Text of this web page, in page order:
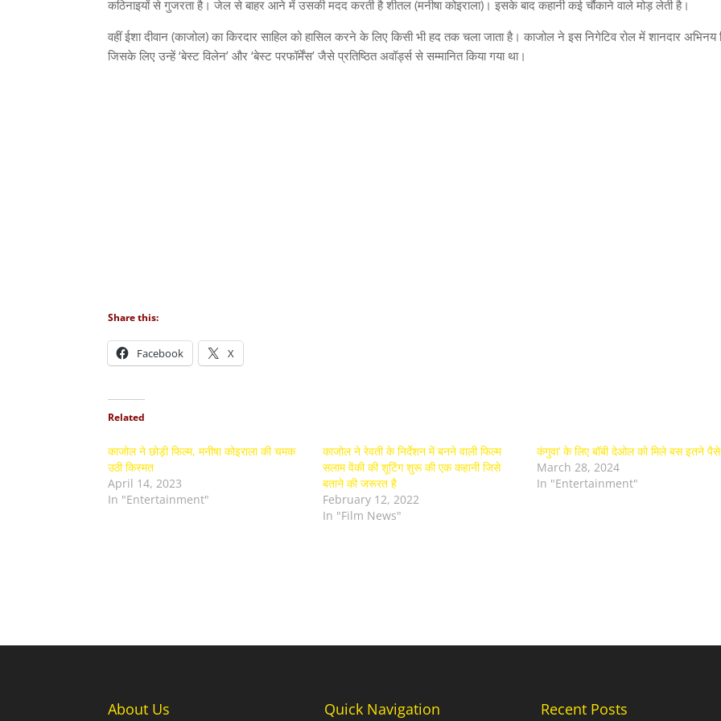
कठिनाइयों से गुजरता है। जेल से बाहर आने में उसकी मदद करती है शीतल (मनीषा कोइराला) । इसके बाद कहानी कई चौंकाने वाले मोड़ लेती है।
वहीं ईशा दीवान (काजोल)का किरदार साहिल को हासिल करने के लिए किसी भी हद तक चला जाता है। काजोल ने इस निगेटिव रोल में शानदार अभिनय
जिसके लिए उन्हें‘बेस्ट विलेन’और ‘बेस्ट परफॉर्मेंस’जैसे प्रतिष्ठित अवॉर्ड्स से सम्मानित किया गया था।
Share this:
Facebook X
Related
काजोल ने छोड़ी फिल्म, मनीषा कोइराला की चमक
उठी किस्मत
April 14, 2023
In "Entertainment"
काजोल ने रेवती के निर्देशन में बनने वाली फिल्म
सलाम वेंकी की शूटिंग शुरू की एक कहानी जिसे
बताने की जरूरत है
February 12, 2022
In "Film News"
कंगुवा’ के लिए बॉबी देओल को मिले बस इतने पैसे
March 28, 2024
In "Entertainment"
About Us Quick Navigation Recent Posts